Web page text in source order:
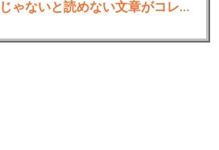
【画像】目が悪い人じゃないと読めない文章がコレｗｗｗｗｗｗ